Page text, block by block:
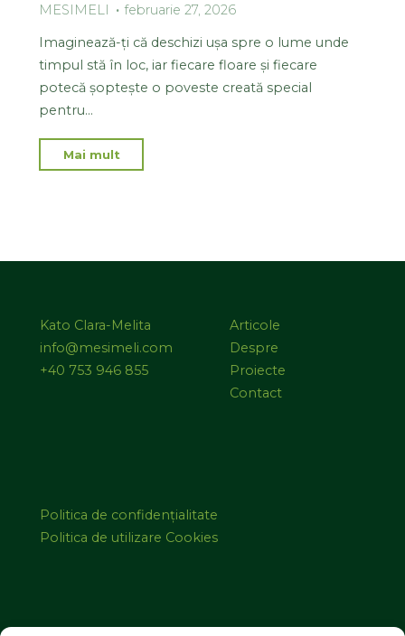
MESIMELI
februarie 27, 2026
Imaginează-ți că deschizi ușa spre o lume unde
timpul stă în loc, iar fiecare floare și fiecare
potecă șoptește o poveste creată special
pentru…
Mai mult
Kato Clara-Melita
info@mesimeli.com
+40 753 946 855
Articole
Despre
Proiecte
Contact
Politica de confidențialitate
Politica de utilizare Cookies